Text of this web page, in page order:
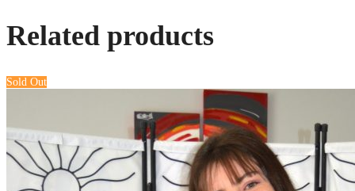
Related products
Sold Out